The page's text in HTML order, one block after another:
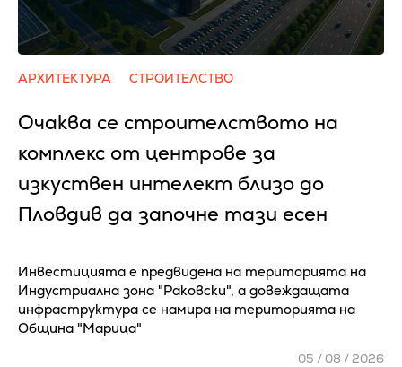
АРХИТЕКТУРА СТРОИТЕЛСТВО
Очаква се cтpoитeлcтвoтo нa
ĸoмплeĸc oт цeнтpoвe зa
изĸycтвeн интeлeĸт близo дo
Πлoвдив да зaпoчнe тaзи eceн
Инвестицията е предвидена на територията на
Индустриална зона "Раковски", а довеждащата
инфраструктура се намира на територията на
Община "Марица"
05 / 08 / 2026